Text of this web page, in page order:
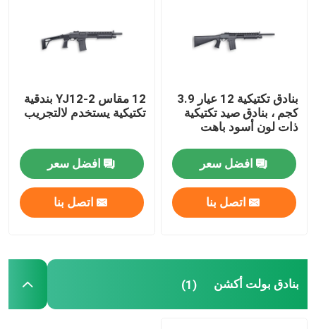
بنادق تكتيكية 12 عيار 3.9
كجم ، بنادق صيد تكتيكية
ذات لون أسود باهت
افضل سعر
اتصل بنا
12 مقاس YJ12-2 بندقية
تكتيكية يستخدم لالتجريب
افضل سعر
اتصل بنا
بنادق بولت أكشن (1)